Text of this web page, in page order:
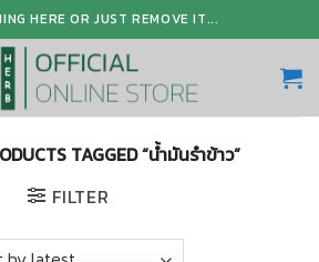
HERE OR JUST REMOVE IT...
TAGGED “น้ำมันรำข้าว”
FILTER